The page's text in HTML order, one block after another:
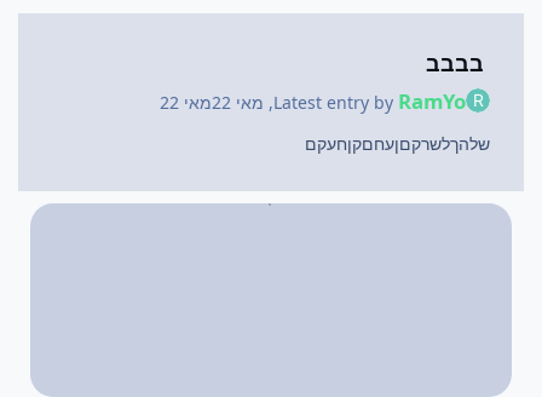
בבבב
Latest entry by RamYo
, מאי 22
מאי 22
שלהךלשרקםןעחםקןחעקם